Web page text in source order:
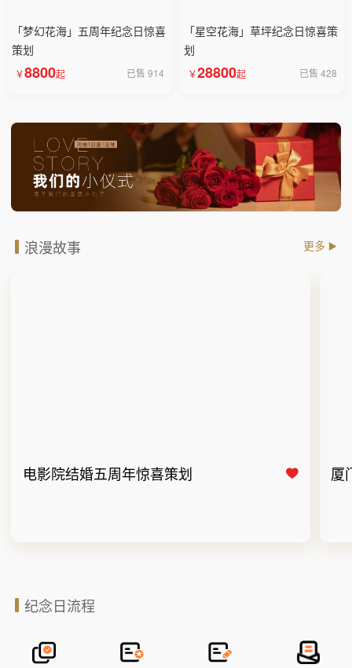
「梦幻花海」五周年纪念日惊喜
策划
8800 已售 914
「星空花海」草坪纪念日惊喜策
划
28800 已售 428
浪漫故事 更多
电影院结婚五周年惊喜策划 厦
纪念日流程